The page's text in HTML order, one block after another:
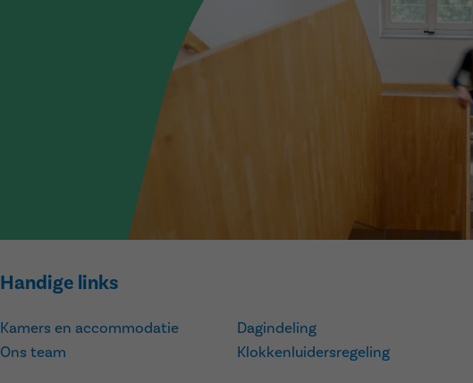
Handige links
Kamers en accommodatie
Ons team
Dagindeling
Klokkenluidersregeling